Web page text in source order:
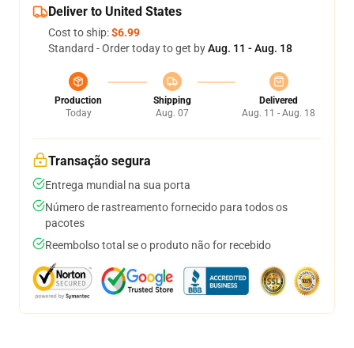
Deliver to United States
Cost to ship:$6.99
Standard - Order today to get byAug. 11 - Aug. 18
Production
Today
Shipping
Aug. 07
Delivered
Aug. 11 - Aug. 18
Transação segura
Entrega mundial na sua porta
Número de rastreamento fornecido para todos os
pacotes
Reembolso total se o produto não for recebido